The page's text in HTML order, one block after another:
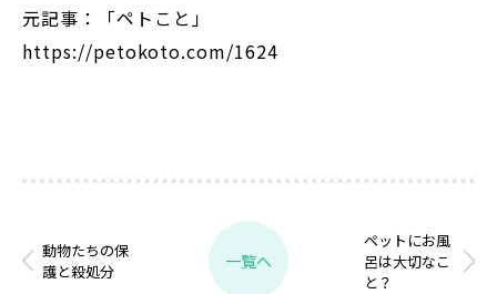
元記事：「ペトこと」
https://petokoto.com/1624
動物たちの保
護と殺処分
一覧へ
ペットにお風
呂は大切なこ
と？